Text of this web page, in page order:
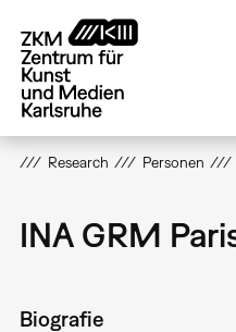
zum
Inhalt
Research Personen
INA GRM
Biografie